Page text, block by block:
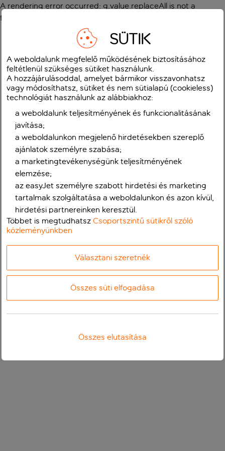
A rendering error occurred: g.value.replaceAll is not a
function
SÜTIK
A weboldalunk megfelelő működésének biztosításához
feltétlenül szükséges sütiket használunk.
A hozzájárulásoddal, amelyet bármikor visszavonhatsz
vagy módosíthatsz, sütiket és nem sütialapú (cookieless)
technológiát használunk az alábbiakhoz:
a weboldalunk teljesítményének és funkcionalitásának
javítása;
a weboldalunkon megjelenő hirdetésekben szereplő
ajánlatok személyre szabása;
a marketingtevékenységünk teljesítményének
elemzése;
az easyJet személyre szabott hirdetési és marketing
tartalmak szolgáltatása a weboldalunkon és azon kívül,
hirdetési partnereinken keresztül.
Többet is megtudhatszCsoportszintű sütikről szóló
közleményünkben
Választani szeretnék
Összes süti elfogadása
Összes elutasítása